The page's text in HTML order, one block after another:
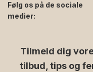
Følg os på de sociale
medier:
Tilmeld dig
tilbud, tips og